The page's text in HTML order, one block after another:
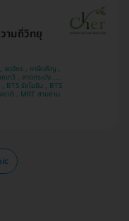
ามถี่วิทยุ
อ่อนนุช , BTS บางนา , BTS อุดมสุข , BTS สนามกีฬาแห่งชาติ , MRT สามย่าน